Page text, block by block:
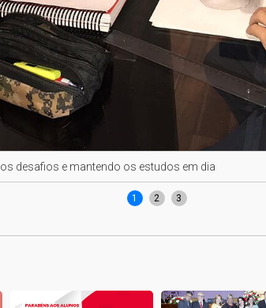
desafios e mantendo os estudos em dia
1 2 3